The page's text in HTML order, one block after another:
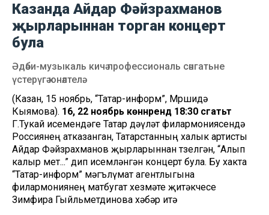
Казанда Айдар Фәйзрахманов
җырларыннан торган концерт
була
Әдәби-музыкаль кичә профессиональ сәнгатьне
үстерүгә юнәлтелә.
(Казан, 15 ноябрь, “Татар-информ”, Мөршидә
Кыямова). 16, 22 ноябрь көннәрендә 18:30 сәгатьтә
Г.Тукай исемендәге Татар дәүләт филармониясендә
Россиянең атказанган, Татарстанның халык артисты
Айдар Фәйзрахманов җырларыннан төзелгән, “Алып
калыр өмет...” дип исемләнгән концерт була. Бу хакта
“Татар-информ” мәгълүмат агентлыгына
филармониянең матбугат хезмәте җитәкчесе
Зимфира Гыйльметдинова хәбәр итә